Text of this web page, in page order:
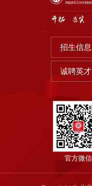
招生信息
诚聘英才
官方微信